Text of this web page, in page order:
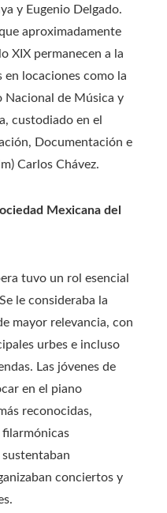
y Eugenio Delgado.
aproximadamente
XIX permanecen a la
en locaciones como la
Nacional de Música y
custodiado en el
Documentación e
Carlos Chávez.
Mexicana del
tuvo un rol esencial
le consideraba la
mayor relevancia, con
urbes e incluso
Las jóvenes de
en el piano
reconocidas,
filarmónicas
conciertos y